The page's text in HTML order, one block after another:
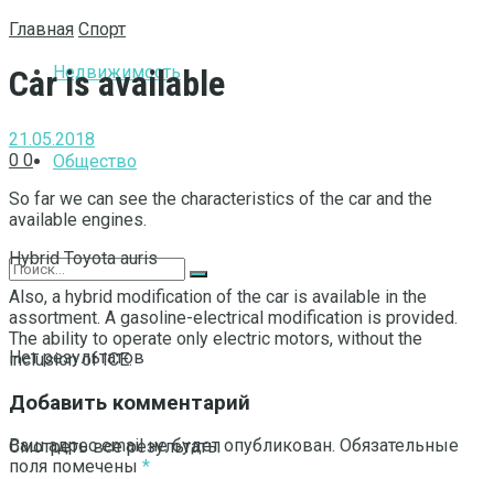
Недвижимость
Общество
Нет результатов
Смотреть все результаты
Главная Спорт
Car is available
21.05.2018
0 0
So far we can see the characteristics of the car and the
available engines.
Hybrid Toyota auris
Also, a hybrid modification of the car is available in the
assortment. A gasoline-electrical modification is provided.
The ability to operate only electric motors, without the
inclusion of ICE.
Добавить комментарий
Ваш адрес email не будет опубликован. Обязательные
поля помечены *